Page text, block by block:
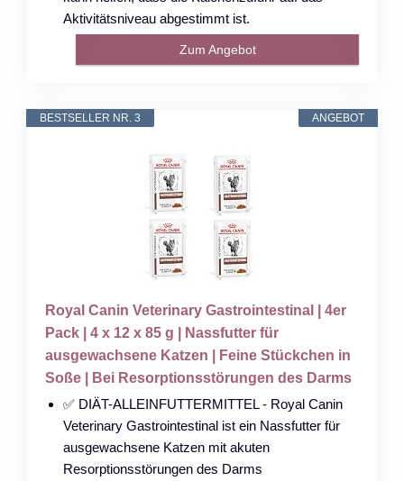
Aktivitätsniveau abgestimmt ist.
Zum Angebot
ANGEBOT
BESTSELLER NR. 3
Royal Canin Veterinary Gastrointestinal | 4er
Pack | 4 x 12 x 85 g | Nassfutter für
ausgewachsene Katzen | Feine Stückchen in
Soße | Bei Resorptionsstörungen des Darms
✅ DIÄT-ALLEINFUTTERMITTEL - Royal Canin
Veterinary Gastrointestinal ist ein Nassfutter für
ausgewachsene Katzen mit akuten
Resorptionsstörungen des Darms